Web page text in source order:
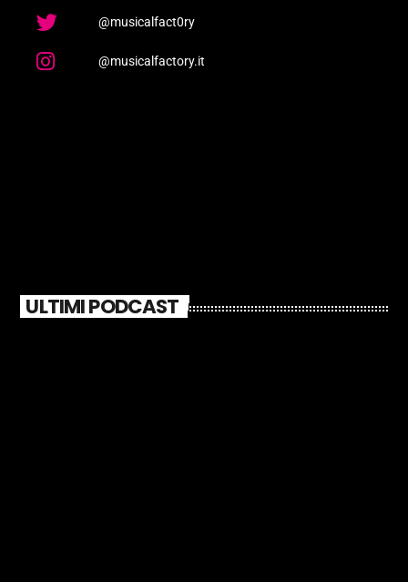
@musicalfact0ry
@musicalfactory.it
ULTIMI PODCAST